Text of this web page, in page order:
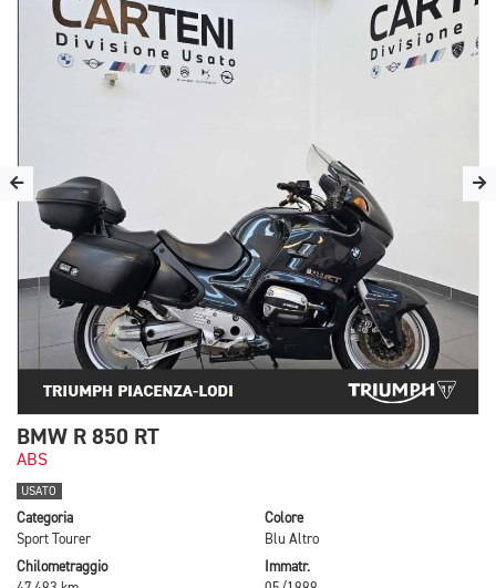
BMW R 850 RT
ABS
USATO
Categoria
Sport Tourer
Colore
Blu Altro
Chilometraggio
Immatr.